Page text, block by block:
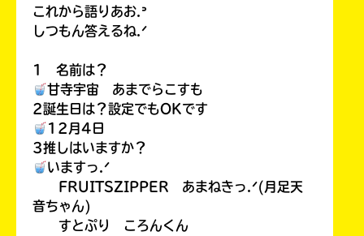
これから語りあお.ᐣ
しつもん答えるね.ᐟ
1 名前は？
甘寺宇宙 あまでらこすも
2誕生日は？設定でもOKです
12月4日
3推しはいますか？
いますっ.ᐟ
FRUITSZIPPER あまねきっ.ᐟ(月足天
音ちゃん)
すとぷり ころんくん